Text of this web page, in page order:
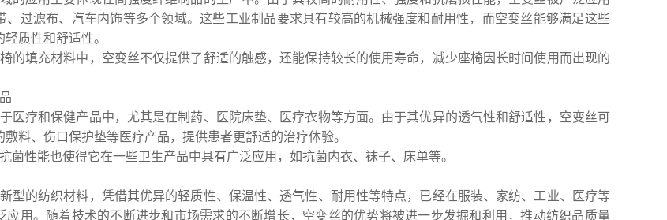
、过滤布、汽车内饰等多个领域。这些工业制品要求具有较高的机械强度和耐用性，而空变丝能够满足这些
质性和舒适性。
的填充材料中，空变丝不仅提供了舒适的触感，还能保持较长的使用寿命，减少座椅因长时间使用而出现的
医疗和保健产品中，尤其是在制药、医院床垫、医疗衣物等方面。由于其优异的透气性和舒适性，空变丝可
料、伤口保护垫等医疗产品，提供患者更舒适的治疗体验。
菌性能也使得它在一些卫生产品中具有广泛应用，如抗菌内衣、袜子、床单等。
型的纺织材料，凭借其优异的轻质性、保温性、透气性、耐用性等特点，已经在服装、家纺、工业、医疗等
应用。随着技术的不断进步和市场需求的不断增长，空变丝的优势将被进一步发掘和利用，推动纺织品质量